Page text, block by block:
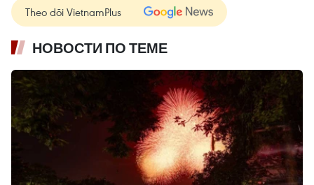
Theo dõi VietnamPlus
НОВОСТИ ПО ТЕМЕ